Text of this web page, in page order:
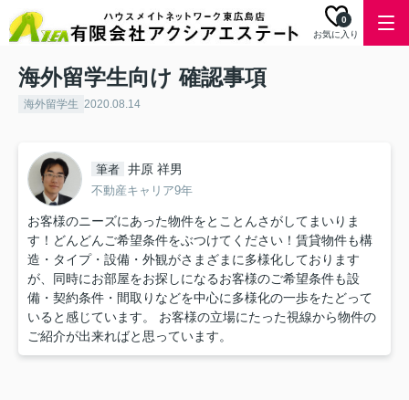
お気に入り
0
海外留学生向け 確認事項
海外留学生 2020.08.14
筆者 井原 祥男
不動産キャリア9年
お客様のニーズにあった物件をとことんさがしてまいりま
す！どんどんご希望条件をぶつけてください！賃貸物件も構
造・タイプ・設備・外観がさまざまに多様化しております
が、同時にお部屋をお探しになるお客様のご希望条件も設
備・契約条件・間取りなどを中心に多様化の一歩をたどって
いると感じています。 お客様の立場にたった視線から物件の
ご紹介が出来ればと思っています。